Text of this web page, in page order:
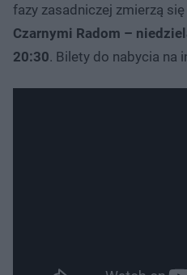
fazy zasadniczej zmierzą się
Czarnymi Radom –
20:30. Bilety do nabycia na